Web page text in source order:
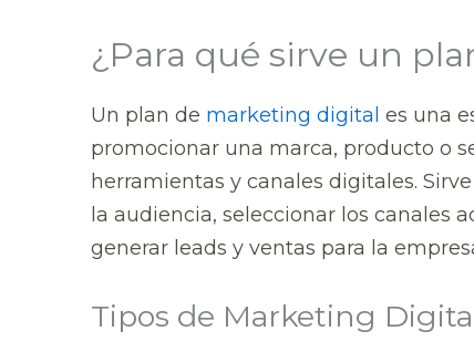
¿Para qué sirve un
Un plan de marketing digital es una
promocionar una marca, producto o
herramientas y canales digitales.
la audiencia, seleccionar los canales
generar leads y ventas para la
Tipos de Marketing